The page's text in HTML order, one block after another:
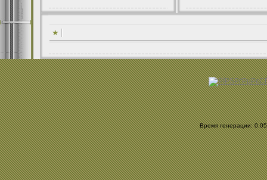
Время генерации: